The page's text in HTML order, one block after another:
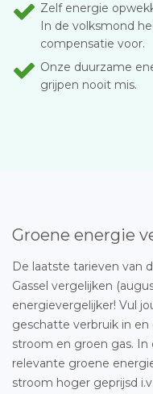
Zelf energie
In de volksmond
compensatie voor.
Onze duurzame
grijpen nooit mis.
Groene energie
De laatste tarieven van
Gassel vergelijken
energievergelijker! Vul
geschatte verbruik in
stroom en groen gas. In
relevante groene
stroom hoger geprijsd